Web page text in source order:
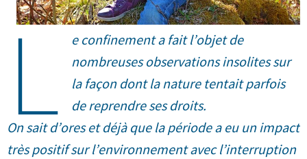
L
e confinement a fait l’objet de
nombreuses observations insolites sur
la façon dont la nature tentait parfois
de reprendre ses droits.
On sait d’ores et déjà que la période a eu un impact
très positif sur l’environnement avec l’interruption